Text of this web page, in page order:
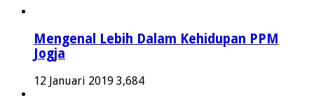
Mengenal Lebih Dalam Kehidupan PPM
Jogja
12 Januari 2019 3,684